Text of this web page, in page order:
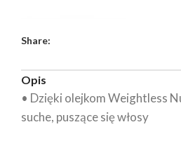
Share:
Opis
• Dzięki olejkom Weightless
suche, puszące się włosy